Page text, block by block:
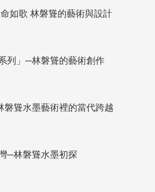
如歌 林磐聳的藝術與設計
列」─林磐聳的藝術創作
磐聳水墨藝術裡的當代跨越
─林磐聳水墨初探